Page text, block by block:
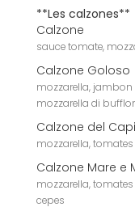
**Les calzones**
Calzone
sauce tomate,
Calzone Goloso
mozzarella,
mozzarella di
Calzone del
mozzarella,
Calzone Mare e
mozzarella,
cepes